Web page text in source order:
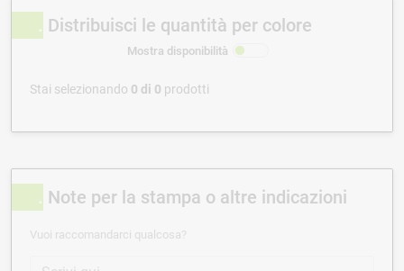
Distribuisci le quantità per colore
Mostra disponibilità
Stai selezionando 0 di 0 prodotti
Note per la stampa o altre indicazioni
Vuoi raccomandarci qualcosa?